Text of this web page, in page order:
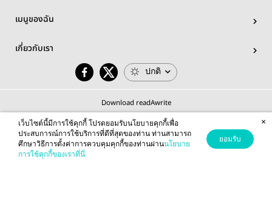
เมนูของฉัน
เกี่ยวกับเรา
ปกติ
Download readAwrite
© 2026 readAwrite.com by MEB Corporation Public Company Limited
This site is protected by reCAPTCHA and the Google
เว็บไซต์นี้มีการใช้คุกกี้ โปรดยอมรับนโยบายคุกกี้เพื่อ
ประสบการณ์การใช้บริการที่ดีที่สุดของท่าน ท่านสามารถ
ศึกษาวิธีการตั้งค่าการควบคุมคุกกี้ของท่านผ่านนโยบาย
การใช้คุกกี้ของเราที่นี่
ยอมรับ
×